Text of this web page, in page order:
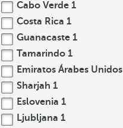
Cabo Verde 1
Costa Rica 1
Guanacaste 1
Tamarindo 1
Emiratos Árabes Unidos
Sharjah 1
Eslovenia 1
Ljubljana 1